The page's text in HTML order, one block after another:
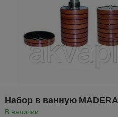
Набор в ванную MADERA
В наличии